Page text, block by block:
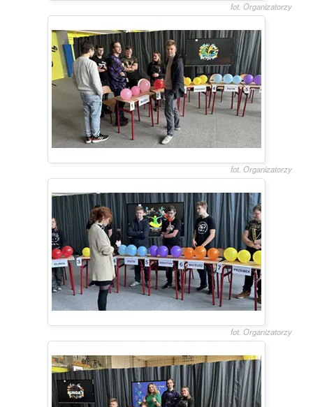
fot. Organizatorzy
fot. Organizatorzy
fot. Organizatorzy